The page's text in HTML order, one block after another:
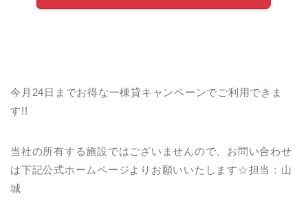
今月24日までお得な一棟貸キャンペーンでご利用できま
す!!
当社の所有する施設ではございませんので、お問い合わせ
は下記公式ホームページよりお願いいたします☆担当：山
城